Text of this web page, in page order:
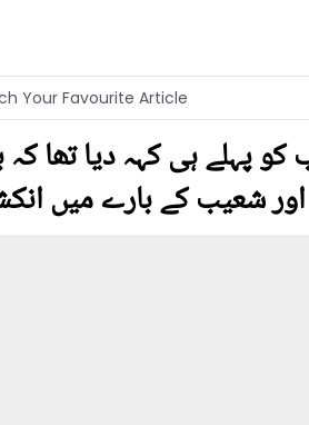
پہلے ہی کہہ دیا تھا
اور شعیب کے بارے میں